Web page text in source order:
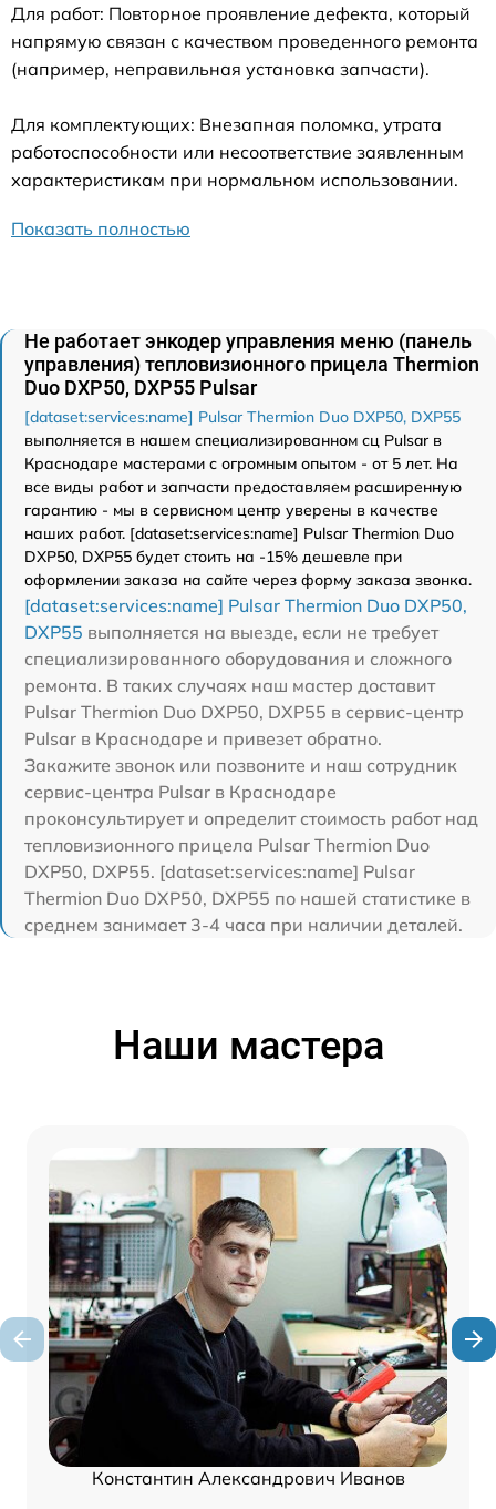
Для работ: Повторное проявление дефекта, который
напрямую связан с качеством проведенного ремонта
(например, неправильная установка запчасти).
Для комплектующих: Внезапная поломка, утрата
работоспособности или несоответствие заявленным
характеристикам при нормальном использовании.
Показать полностью
Не работает энкодер управления меню (панель
управления) тепловизионного прицела Thermion
Duo DXP50, DXP55 Pulsar
[dataset:services:name] Pulsar Thermion Duo DXP50, DXP55
выполняется в нашем специализированном сц Pulsar в
Краснодаре мастерами с огромным опытом - от 5 лет. На
все виды работ и запчасти предоставляем расширенную
гарантию - мы в сервисном центр уверены в качестве
наших работ. [dataset:services:name] Pulsar Thermion Duo
DXP50, DXP55 будет стоить на -15% дешевле при
оформлении заказа на сайте через форму заказа звонка.
[dataset:services:name] Pulsar Thermion Duo DXP50,
DXP55 выполняется на выезде, если не требует
специализированного оборудования и сложного
ремонта. В таких случаях наш мастер доставит
Pulsar Thermion Duo DXP50, DXP55 в сервис-центр
Pulsar в Краснодаре и привезет обратно.
Закажите звонок или позвоните и наш сотрудник
сервис-центра Pulsar в Краснодаре
проконсультирует и определит стоимость работ над
тепловизионного прицела Pulsar Thermion Duo
DXP50, DXP55. [dataset:services:name] Pulsar
Thermion Duo DXP50, DXP55 по нашей статистике в
среднем занимает 3-4 часа при наличии деталей.
Наши мастера
Константин Александрович Иванов